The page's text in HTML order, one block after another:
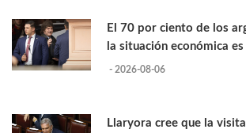
El 70 por ciento de los
la situación económica es
- 2026-08-06
Llaryora cree que la